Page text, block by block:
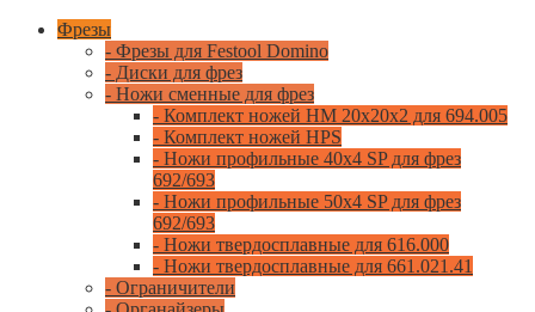
Фрезы
- Фрезы для Festool Domino
- Диски для фрез
- Ножи сменные для фрез
- Комплект ножей HM 20x20x2 для 694.005
- Комплект ножей HPS
- Ножи профильные 40x4 SP для фрез
692/693
- Ножи профильные 50x4 SP для фрез
692/693
- Ножи твердосплавные для 616.000
- Ножи твердосплавные для 661.021.41
- Ограничители